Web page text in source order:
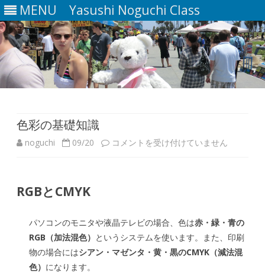
MENU Yasushi Noguchi Class
色彩の基礎知識
noguchi 09/20
色
礎
知
コメントを受け付けていません
RGBとCMYK
パソコンのモニタや液晶テレビの場合、色は赤・緑・青の
RGB（加法混色） というシステムを使います。また、印刷
物の場合にはシアン・マゼンタ・黄・黒のCMYK（減法混
色） になります。